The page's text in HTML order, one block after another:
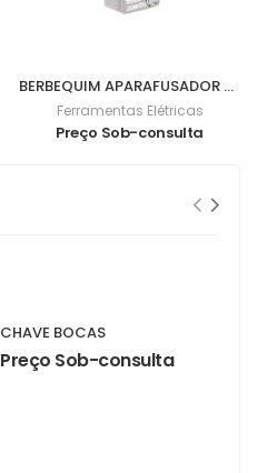
BERBEQUIM APARAFUSADOR BL 18V 62Nm DDF482Z
Ferramentas Elétricas
Preço Sob-consulta
CHAVE BOCAS
Preço Sob-consulta